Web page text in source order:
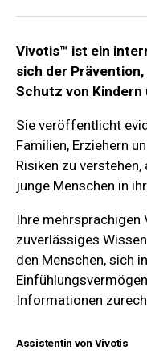
Vivotis™ ist ein
sich der
Schutz von Kindern
Sie veröffentlicht
Familien, Erziehern
Risiken zu
junge Menschen in
Ihre
zuverlässiges
den Menschen, sich
Informationen
Assistentin von Vivotis